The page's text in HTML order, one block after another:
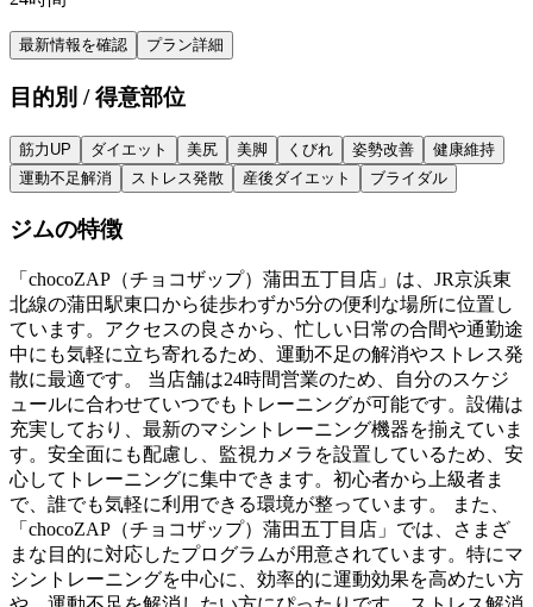
最新情報を確認 プラン詳細
目的別 / 得意部位
筋力UP ダイエット 美尻 美脚 くびれ 姿勢改善
健康維持
運動不足解消
ストレス発散 産後ダイエット ブライダル
ジムの特徴
「chocoZAP（チョコザップ）蒲田五丁目店」は、JR京浜東
北線の蒲田駅東口から徒歩わずか5分の便利な場所に位置し
ています。アクセスの良さから、忙しい日常の合間や通勤途
中にも気軽に立ち寄れるため、運動不足の解消やストレス発
散に最適です。 当店舗は24時間営業のため、自分のスケジ
ュールに合わせていつでもトレーニングが可能です。設備は
充実しており、最新のマシントレーニング機器を揃えていま
す。安全面にも配慮し、監視カメラを設置しているため、安
心してトレーニングに集中できます。初心者から上級者ま
で、誰でも気軽に利用できる環境が整っています。 また、
「chocoZAP（チョコザップ）蒲田五丁目店」では、さまざ
まな目的に対応したプログラムが用意されています。特にマ
シントレーニングを中心に、効率的に運動効果を高めたい方